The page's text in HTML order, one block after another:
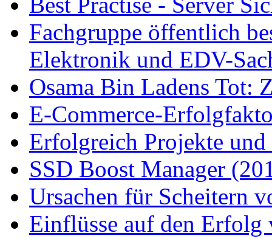
Fachgruppe öffentlich
Elektronik und EDV-
Osama Bin Ladens Tot:
E-Commerce-
Erfolgreich Projekte
SSD Boost Manager
Ursachen für Scheitern
Einflüsse auf den